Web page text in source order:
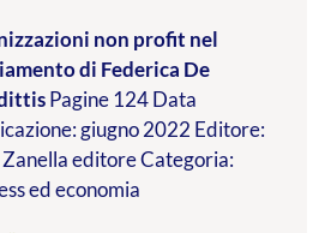
prezzo:
da
€9.99
a
€17.00
non profit nel
di Federica De
Pagine 124 Data
giugno 2022 Editore:
Zanella editore Categoria:
ed economia